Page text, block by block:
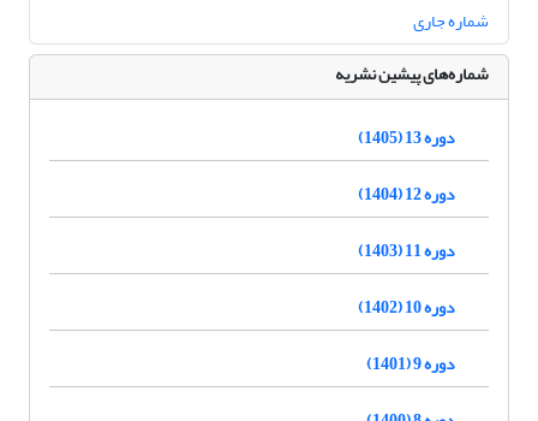
شماره جاری
شماره‌های پیشین نشریه
دوره 13 (1405)
دوره 12 (1404)
دوره 11 (1403)
دوره 10 (1402)
دوره 9 (1401)